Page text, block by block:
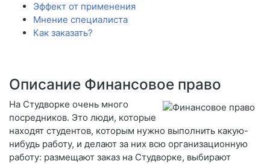
Эффект от применения
Мнение специалиста
Как заказать?
Описание Финансовое право
На Студворке очень много
посредников. Это люди, которые
находят студентов, которым нужно выполнить какую-
нибудь работу, и делают за них всю организационную
работу: размещают заказ на Студворке, выбирают